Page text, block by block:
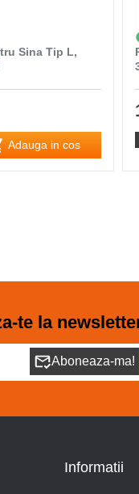
Sina Tip L,
Adauga in cos
te la
Aboneaza-ma!
Informatii